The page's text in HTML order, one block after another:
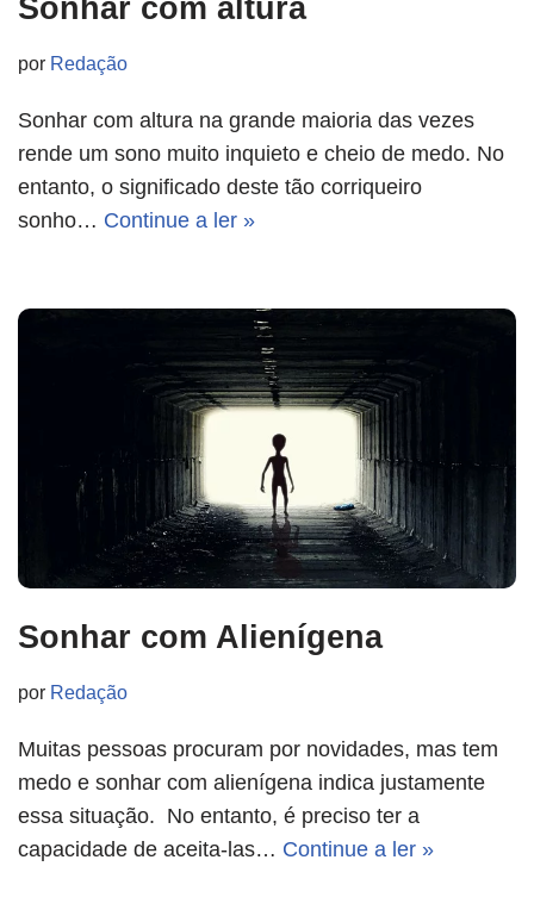
Sonhar com altura
por Redação
Sonhar com altura na grande maioria das vezes
rende um sono muito inquieto e cheio de medo. No
entanto, o significado deste tão corriqueiro
sonho… Continue a ler »
Sonhar com Alienígena
por Redação
Muitas pessoas procuram por novidades, mas tem
medo e sonhar com alienígena indica justamente
essa situação. No entanto, é preciso ter a
capacidade de aceita-las… Continue a ler »